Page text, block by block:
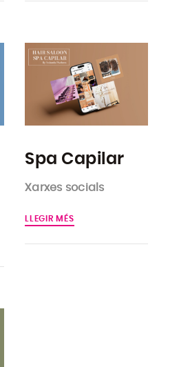
Spa Capilar
Xarxes socials
LLEGIR MÉS